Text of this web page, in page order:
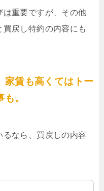
は重要ですが、その他
戻し特約の内容にも
家賃も高くてはトー
。
るなら、買戻しの内容